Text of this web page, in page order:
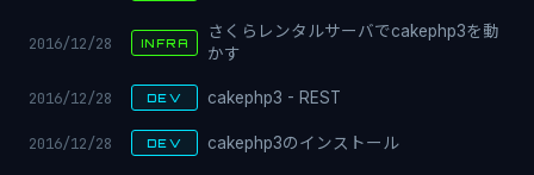
2016/12/28 INFRA
さくらレンタルサーバでcakephp3を動
かす
2016/12/28 DEV cakephp3 - REST
2016/12/28 DEV cakephp3のインストール